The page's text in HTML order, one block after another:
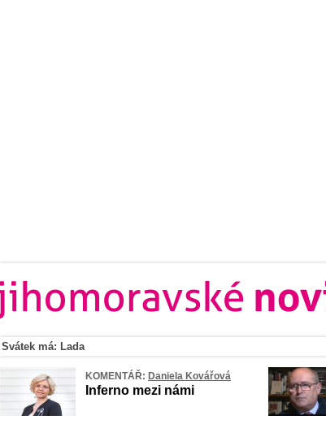
Svátek má: Lada
KOMENTÁŘ: Daniela Kovářová
Inferno mezi námi